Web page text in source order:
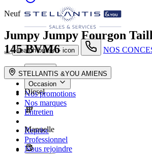
search button - icon NOS
Neuf
Occasion
Nos promotions
Nos marques
Entretien
Reprise
Professionnel
Nous rejoindre
Neuf
Jumpy Jumpy Fourgon
145 BVM6
STELLANTIS &YOU AMIENS
Diesel
Manuelle